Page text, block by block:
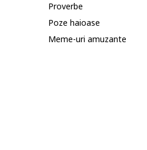
Proverbe
Poze haioase
Meme-uri amuzante